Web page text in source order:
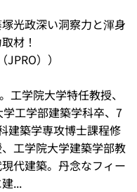
光政深い洞察力と渾身
材！
））
工学院大学特任教授、
工学部建築学科卒、7
建築学専攻博士課程修
工学院大学建築学部教
代建築。丹念なフィー
...